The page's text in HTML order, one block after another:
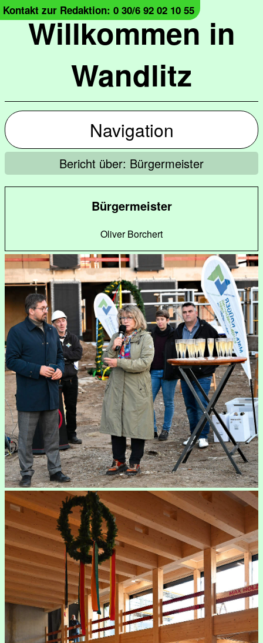
Willkommen in
Wandlitz
Kontakt zur Redaktion: 0 30/6 92 02 10 55
Navigation
Bericht über: Bürgermeister
Bürgermeister
Oliver Borchert